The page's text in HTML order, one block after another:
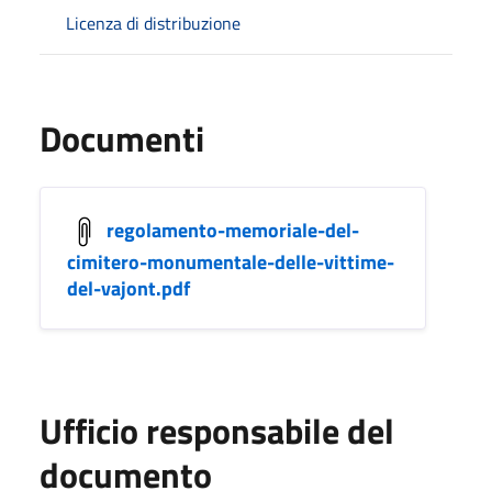
Licenza di distribuzione
Documenti
regolamento-memoriale-del-
cimitero-monumentale-delle-vittime-
del-vajont.pdf
Ufficio responsabile del
documento